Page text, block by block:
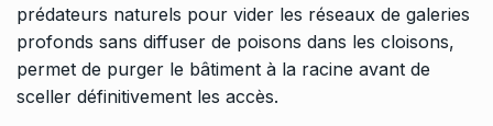
prédateurs naturels pour vider les réseaux de galeries
profonds sans diffuser de poisons dans les cloisons,
permet de purger le bâtiment à la racine avant de
sceller définitivement les accès.